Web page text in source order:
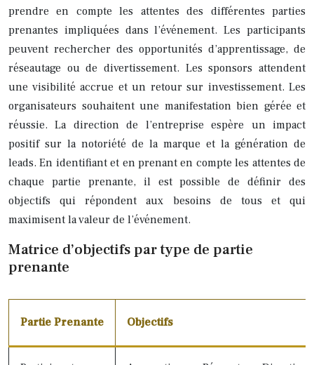
prendre en compte les attentes des différentes parties
prenantes impliquées dans l’événement. Les participants
peuvent rechercher des opportunités d’apprentissage, de
réseautage ou de divertissement. Les sponsors attendent
une visibilité accrue et un retour sur investissement. Les
organisateurs souhaitent une manifestation bien gérée et
réussie. La direction de l’entreprise espère un impact
positif sur la notoriété de la marque et la génération de
leads. En identifiant et en prenant en compte les attentes de
chaque partie prenante, il est possible de définir des
objectifs qui répondent aux besoins de tous et qui
maximisent la valeur de l’événement.
Matrice d’objectifs par type de partie
prenante
Partie Prenante Objectifs